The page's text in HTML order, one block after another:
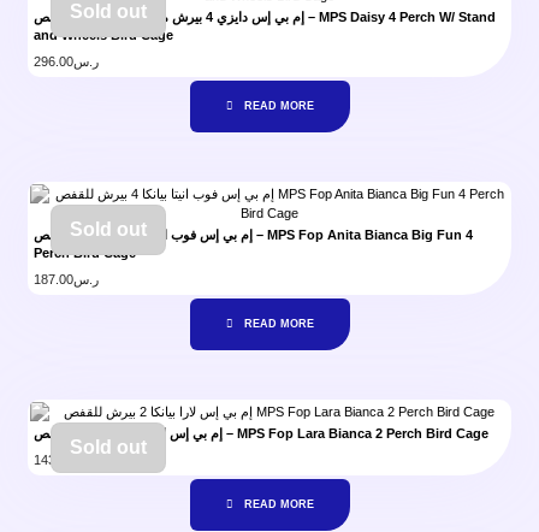
إم بي إس دايزي 4 بيرش مع ستاند وكفرات للقفص – MPS Daisy 4 Perch W/ Stand
and Wheels Bird Cage
ر.س296.00
Sold out
READ MORE
إم بي إس فوب انيتا بيانكا 4 بيرش للقفص – MPS Fop Anita Bianca Big Fun 4
Perch Bird Cage
ر.س187.00
Sold out
READ MORE
إم بي إس لارا بيانكا 2 بيرش للقفص – MPS Fop Lara Bianca 2 Perch Bird Cage
143.00
Sold out
READ MORE